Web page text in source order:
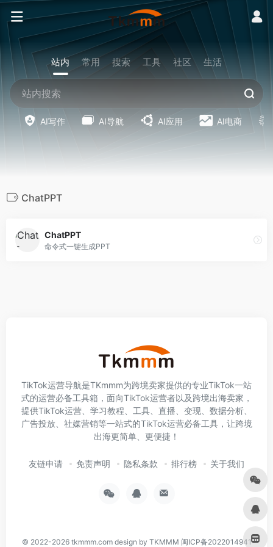
站内 常用 搜索 工具 社区 生活
AI写作 AI导航 AI应用 AI电商
ChatPPT
ChatPPT
命令式一键生成PPT
TikTok运营导航是TKmmm为跨境卖家提供的专业TikTok一站
式的运营必备工具箱，面向TikTok运营者以及跨境出海卖家，
提供TikTok运营、学习教程、工具、直播、变现、数据分析、
广告投放、社媒营销等一站式的TikTok运营必备工具，让跨境
出海更简单、更便捷！
友链申请 免责声明 隐私条款 排行榜 关于我们
© 2022-2026 tkmmm.comdesign by TKMMM 闽ICP备2022014941